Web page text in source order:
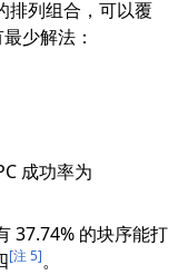
排列组合，可以覆
少解法：
成功率为
37.74% 的块序能打
[注 5]。